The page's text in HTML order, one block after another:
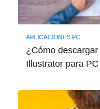
APLICACIONES PC
¿Cómo
Illustrator para